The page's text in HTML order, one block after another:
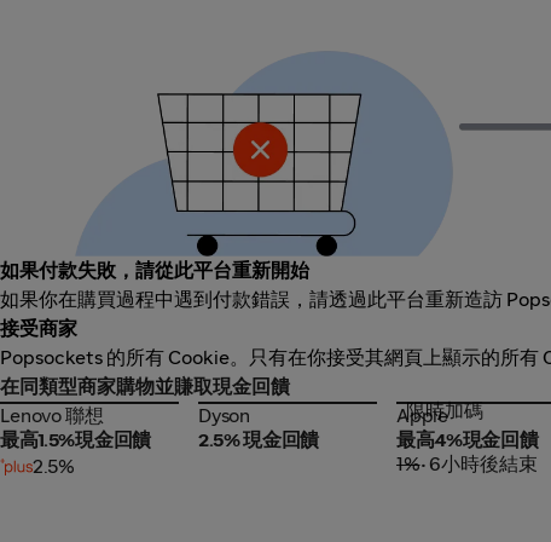
如果付款失敗，請從此平台重新開始
如果你在購買過程中遇到付款錯誤，請透過此平台重新造訪
接受商家
Popsockets 的所有 Cookie。只有在你接受其網頁上顯示的所有
在同類型商家購物並賺取現金回饋
Lenovo 聯想
Lenovo 聯想
最高1.5%現金回饋
2.5%
Dyson
Dyson
2.5% 現金回饋
Apple
限時加碼
Apple
最高4%現金回饋
1%• 6小時後結束